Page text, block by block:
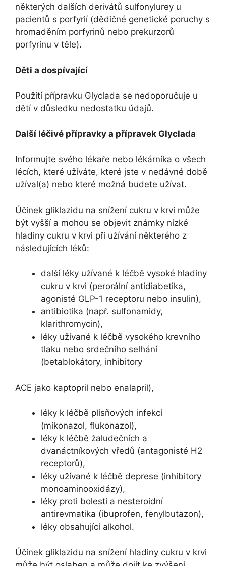
některých dalších derivátů sulfonylurey u
pacientů s porfyrií (dědičné genetické poruchy s
hromaděním porfyrinů nebo prekurzorů
porfyrinu v těle).
Děti a dospívající
Použití přípravku Glyclada se nedoporučuje u
dětí v důsledku nedostatku údajů.
Další léčivé přípravky a přípravek Glyclada
Informujte svého lékaře nebo lékárníka o všech
lécích, které užíváte, které jste v nedávné době
užíval(a) nebo které možná budete užívat.
Účinek gliklazidu na snížení cukru v krvi může
být vyšší a mohou se objevit známky nízké
hladiny cukru v krvi při užívání některého z
následujících léků:
další léky užívané k léčbě vysoké hladiny
cukru v krvi (perorální antidiabetika,
agonisté GLP-1 receptoru nebo insulin),
antibiotika (např. sulfonamidy,
klarithromycin),
léky užívané k léčbě vysokého krevního
tlaku nebo srdečního selhání
(betablokátory, inhibitory
ACE jako kaptopril nebo enalapril),
léky k léčbě plísňových infekcí
(mikonazol, flukonazol),
léky k léčbě žaludečních a
dvanáctníkových vředů (antagonisté H2
receptorů),
léky užívané k léčbě deprese (inhibitory
monoaminooxidázy),
léky proti bolesti a nesteroidní
antirevmatika (ibuprofen, fenylbutazon),
léky obsahující alkohol.
Účinek gliklazidu na snížení hladiny cukru v krvi